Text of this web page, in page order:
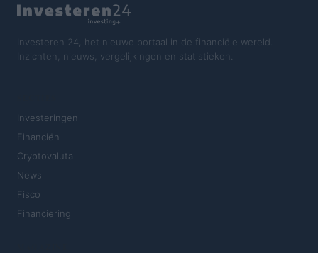
Investeren 24, het nieuwe portaal in de financiële wereld.
Inzichten, nieuws, vergelijkingen en statistieken.
Investeringen
Financiën
Cryptovaluta
News
Fisco
Financiering